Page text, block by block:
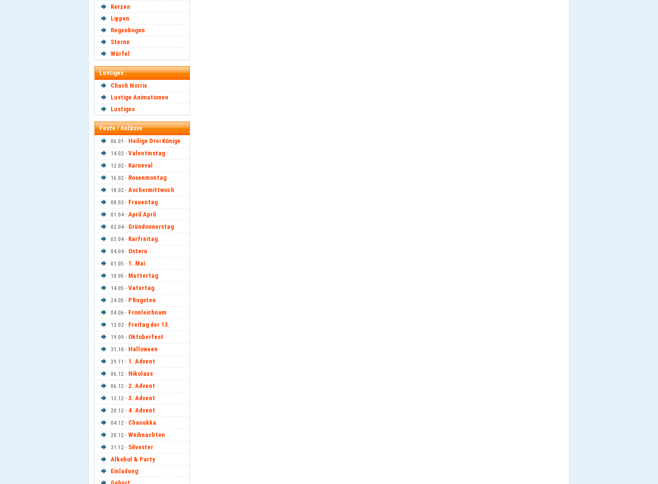
Kerzen
Lippen
Regenbogen
Sterne
Würfel
Lustiges
Chuck Norris
Lustige Animationen
Lustiges
Feste / Anlässe
06.01 - Heilige Drei Könige
14.02 - Valentinstag
12.02 - Karneval
16.02 - Rosenmontag
18.02 - Aschermittwoch
08.03 - Frauentag
01.04 - April April
02.04 - Gründonnerstag
03.04 - Karfreitag
04.04 - Ostern
01.05 - 1. Mai
10.05 - Muttertag
14.05 - Vatertag
24.05 - Pfingsten
04.06 - Fronleichnam
13.02 - Freitag der 13.
19.09 - Oktoberfest
31.10 - Halloween
29.11 - 1. Advent
06.12 - Nikolaus
06.12 - 2. Advent
13.12 - 3. Advent
20.12 - 4. Advent
04.12 - Chanukka
20.12 - Weihnachten
31.12 - Silvester
Alkohol & Party
Einladung